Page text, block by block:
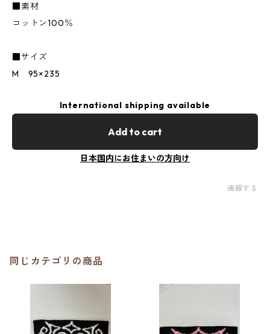
■素材
コットン100％
■サイズ
M 95×235
International shipping available
Add to cart
日本国内にお住まいの方向け
通報する
同じカテゴリの商品